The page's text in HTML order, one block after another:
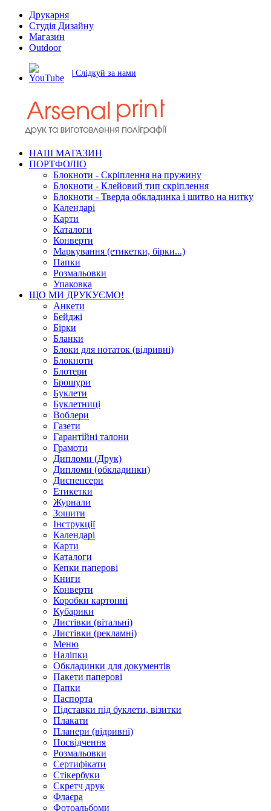
Друкарня
Студія Дизайну
Магазин
Outdoor
| Слідкуй за нами
НАШ МАГАЗИН
ПОРТФОЛІО
Блокноти - Скріплення на пружину
Блокноти - Клейовий тип скріплення
Блокноти - Тверда обкладинка і шитво на нитку
Календарі
Карти
Каталоги
Конверти
Маркування (етикетки, бірки...)
Папки
Розмальовки
Упаковка
ЩО МИ ДРУКУЄМО!
Анкети
Бейджі
Бірки
Бланки
Блоки для нотаток (відривні)
Блокноти
Блотери
Брошури
Буклети
Буклетниці
Воблери
Газети
Гарантійні талони
Грамоти
Дипломи (Друк)
Дипломи (обкладинки)
Диспенсери
Етикетки
Журнали
Зошити
Інструкції
Календарі
Карти
Каталоги
Кепки паперові
Книги
Конверти
Коробки картонні
Кубарики
Листівки (вітальні)
Листівки (рекламні)
Меню
Наліпки
Обкладинки для документів
Пакети паперові
Папки
Паспорта
Підставки під буклети, візитки
Плакати
Планери (відривні)
Посвідчення
Розмальовки
Сертифікати
Стікербуки
Скретч друк
Флаєра
Фотоальбоми